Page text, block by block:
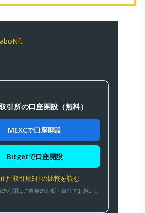
引所の口座開設（無料）
MEXCで口座開設
Bitgetで口座開設
: 取引所3社の比較を読む
利用はご自身の判断・責任でお願いし